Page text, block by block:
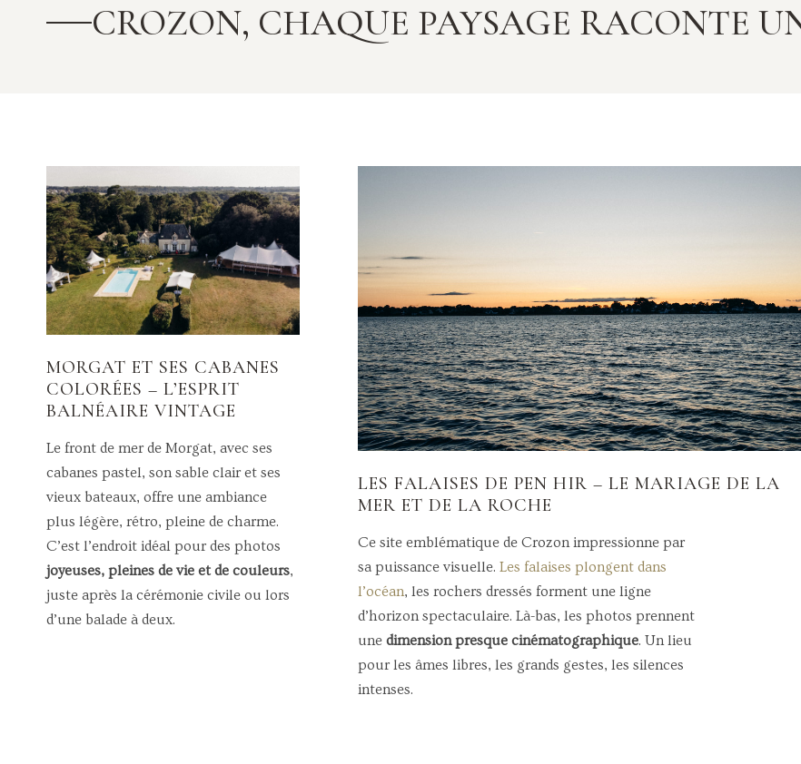
CROZON, CHAQUE PAYSAGE RACONTE
MORGAT ET SES CABANES
COLORÉES – L’ESPRIT
BALNÉAIRE VINTAGE
Le front de mer de Morgat, avec ses
cabanes pastel, son sable clair et ses
vieux bateaux, offre une ambiance
plus légère, rétro, pleine de charme.
C’est l’endroit idéal pour des photos
joyeuses, pleines de vie et de couleurs,
juste après la cérémonie civile ou lors
d’une balade à deux.
LES FALAISES DE PEN HIR – LE MARIAGE DE LA
MER ET DE LA ROCHE
Ce site emblématique de Crozon impressionne par
sa puissance visuelle. Les falaises plongent dans
l’océan, les rochers dressés forment une ligne
d’horizon spectaculaire. Là-bas, les photos prennent
une dimension presque cinématographique. Un lieu
pour les âmes libres, les grands gestes, les silences
intenses.